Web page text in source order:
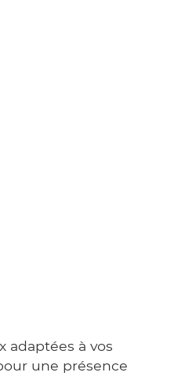
adaptées à vos
une présence